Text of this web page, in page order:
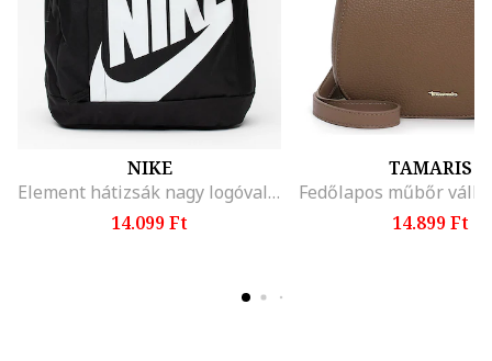
NIKE
Element hátizsák nagy logóval - 21 l, Fehér/Fekete
14.099 Ft
TAMARIS
14.899 Ft